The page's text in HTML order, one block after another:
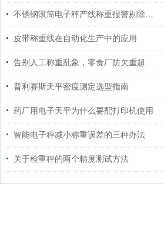
不锈钢滚筒电子秤产线称重报警剔除的应用
皮带称重线在自动化生产中的应用
告别人工称重乱象，零食厂防欠重超重就选金钻检重秤
普利赛斯天平密度测定选型指南
药厂用电子天平为什么要配打印机使用
智能电子秤减小称重误差的三种办法
关于检重秤的两个精度测试方法